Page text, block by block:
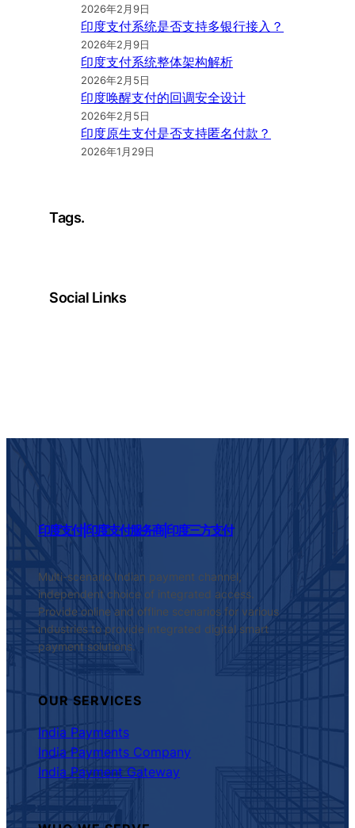
2026年2月9日
印度支付系统是否支持多银行接入？
2026年2月9日
印度支付系统整体架构解析
2026年2月5日
印度唤醒支付的回调安全设计
2026年2月5日
印度原生支付是否支持匿名付款？
2026年1月29日
Tags.
Social Links
印度支付|印度支付服务商|印度三方支付
Multi-scenario Indian payment channel,
independent choice of integrated access.
Provide online and offline scenarios for various
industries to provide integrated digital smart
payment solutions.
OUR SERVICES
India Payments
India Payments Company
India Payment Gateway